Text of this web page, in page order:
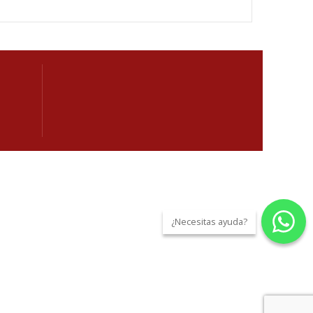
¿Necesitas ayuda?